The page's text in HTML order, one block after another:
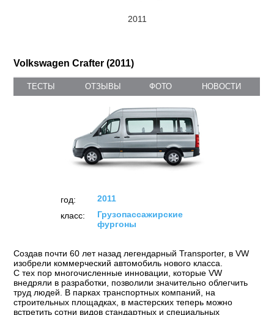
2011
Volkswagen Crafter (2011)
ТЕСТЫ ОТЗЫВЫ ФОТО НОВОСТИ
год:
2011
класс:
Грузопассажирские
фургоны
Создав почти 60 лет назад легендарный Transporter, в VW
изобрели коммерческий автомобиль нового класса.
С тех пор многочисленные инновации, которые VW
внедряли в разработки, позволили значительно облегчить
труд людей. В парках транспортных компаний, на
строительных площадках, в мастерских теперь можно
встретить сотни видов стандартных и специальных